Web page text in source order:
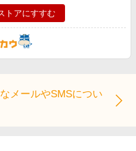
トアにすすむ
メールやSMSについ